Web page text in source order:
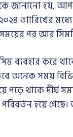
জানানো হয়,
তাারিখের
পর আর
ব্যবহার করে
অনেক সময়
পড়ে থাকে দীর্ঘ
হয়ে